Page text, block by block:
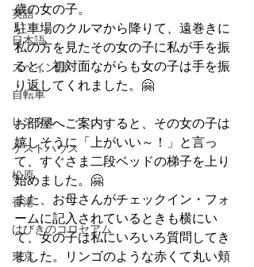
英語
日本語
スペイン語
自転車
レンタル
ゲストハウス
松原
香港
はびきのコロセアム
東京
歳の女の子。
駐車場のクルマから降りて、遠巻きに
私の方を見たその女の子に私が手を振
ると、初対面ながらも女の子は手を振
り返してくれました。🤗
お部屋へご案内すると、その女の子は
嬉しそうに「上がいい～！」と言っ
て、すぐさま二段ベッドの梯子を上り
始めました。🤗
また、お母さんがチェックイン・フォ
ームに記入されているときも横にい
て、女の子は私にいろいろ質問してき
ました。リンゴのような赤くて丸い頬